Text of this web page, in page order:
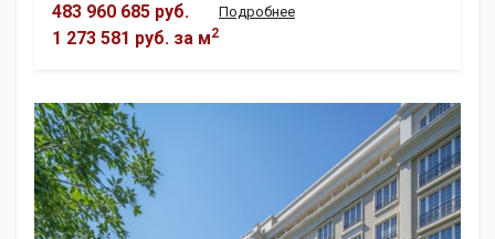
483 960 685 руб.
1 273 581 руб. за м2
Подробнее